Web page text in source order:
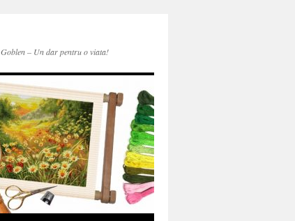
Goblen – Un dar pentru o viata!